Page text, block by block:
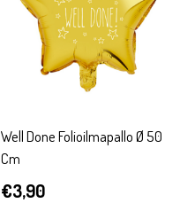
Well Done Folioilmapallo Ø 50
Cm
€3,90